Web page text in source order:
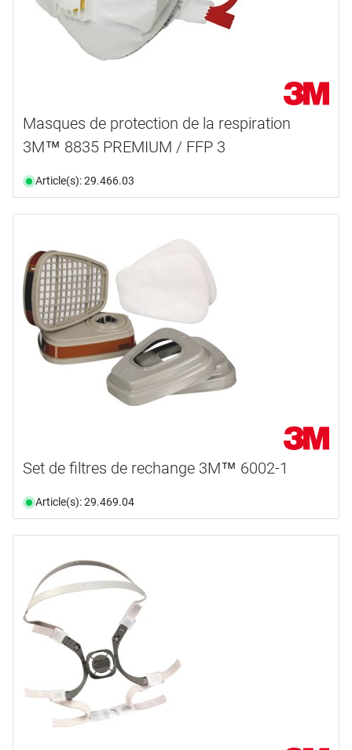
Masques de protection de la respiration
3M™ 8835 PREMIUM / FFP 3
Article(s): 29.466.03
Set de filtres de rechange 3M™ 6002-1
Article(s): 29.469.04